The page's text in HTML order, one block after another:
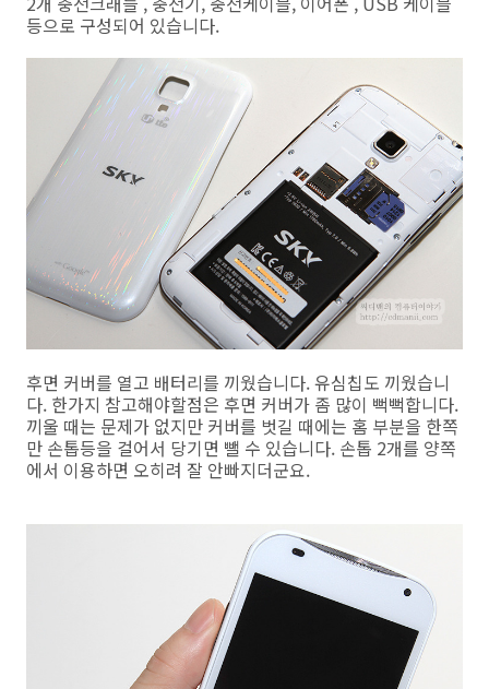
등으로 구성되어 있습니다.
후면 커버를 열고 배터리를 끼웠습니다. 유심칩도 끼웠습니
다. 한가지 참고해야할점은 후면 커버가 좀 많이 뻑뻑합니다.
끼울 때는 문제가 없지만 커버를 벗길 때에는 홈 부분을 한쪽
만 손톱등을 걸어서 당기면 뺄 수 있습니다. 손톱 2개를 양쪽
에서 이용하면 오히려 잘 안빠지더군요.